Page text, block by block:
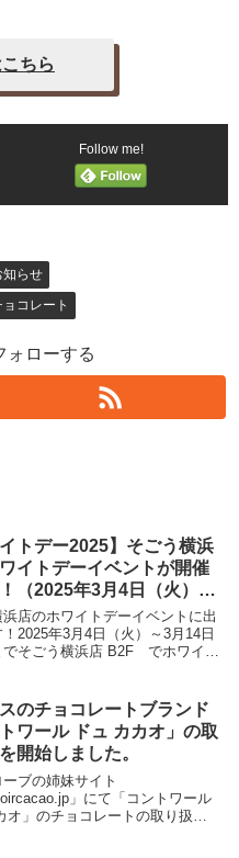
ちら
Follow me!
知らせ
ョコレート
ォローする
イトデー2025】そごう横浜
イトデーイベントが開催
（2025年3月4日（火）～
（金）まで）
浜店のホワイトデーイベントに出
2025年3月4日（火）～3月14日
でそごう横浜店 B2F でホワイト
ャックが出店していますので、
のチョコレートブランド
トワール ドュ カカオ」の取
開始しました。
ーブの姉妹サイト
」にて「コントワール
オ」のチョコレートの取り扱い